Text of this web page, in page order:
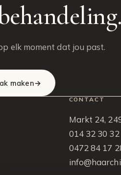
elk moment dat jou past.
maken→
CONTACT
Markt 24,
014 32 30 32
0472 84 17